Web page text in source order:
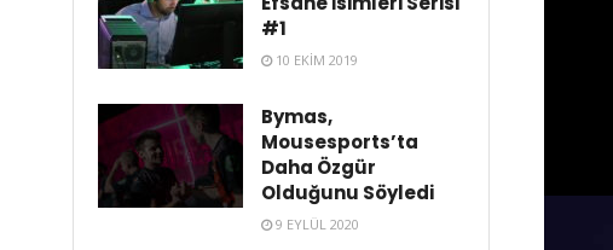
#1
10 EKIM 2019
Bymas,
Mousesports’ta
Daha Özgür
Olduğunu Söyledi
9 EYLÜL 2020